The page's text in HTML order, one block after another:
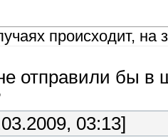
происходит, на
отправили бы в
03:13]